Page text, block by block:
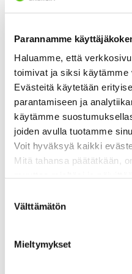
Parannamme
Haluamme, että
toimivat ja siksi käytämme
Evästeitä käytetään
parantamiseen ja
käytämme
joiden avulla tuotamme
Voit hyväksyä kaikki
Mitä tahansa päätätkään,
valinta
Välttämätön
Mieltymykset
laitoksella otettiin
Biovoimakattila on
käytetään polttoaineena
Biovoimakattilan
savukaasulauhduttimella.
biovoimakattila tuottaa
Mahdolliset kysymykset